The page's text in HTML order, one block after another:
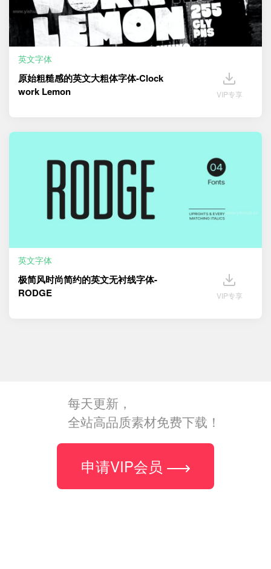
英文字体
原始粗糙感的英文大粗体字体-Clock
work Lemon
VIP专享
英文字体
极简风时尚简约的英文无衬线字体-
RODGE
VIP专享
每天更新，
全站高品质素材免费下载！
申请VIP会员